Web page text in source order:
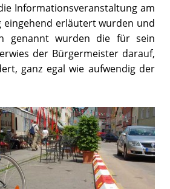
Informationsveranstaltung am
eingehend erläutert wurden und
genannt wurden die für sein
der Bürgermeister darauf,
ganz egal wie aufwendig der